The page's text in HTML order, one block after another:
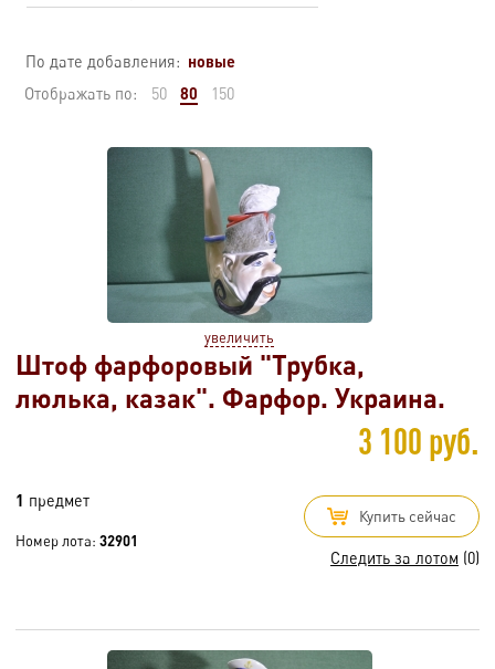
По дате добавления: новые
Отображать по: 50 80 150
увеличить
Штоф фарфоровый "Трубка,
люлька, казак". Фарфор. Украина.
3 100 руб.
1 предмет
Номер лота: 32901
Купить сейчас
Следить за лотом (0)